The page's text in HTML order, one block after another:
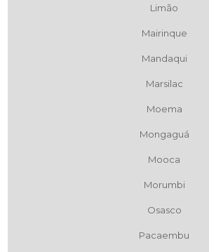
Limão
Mairinque
Mandaqui
Marsilac
Moema
Mongaguá
Mooca
Morumbi
Osasco
Pacaembu